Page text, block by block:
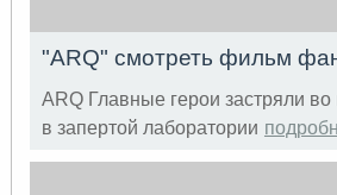
"ARQ" смотреть фильм
ARQ Главные герои застряли
в запертой лаборатории